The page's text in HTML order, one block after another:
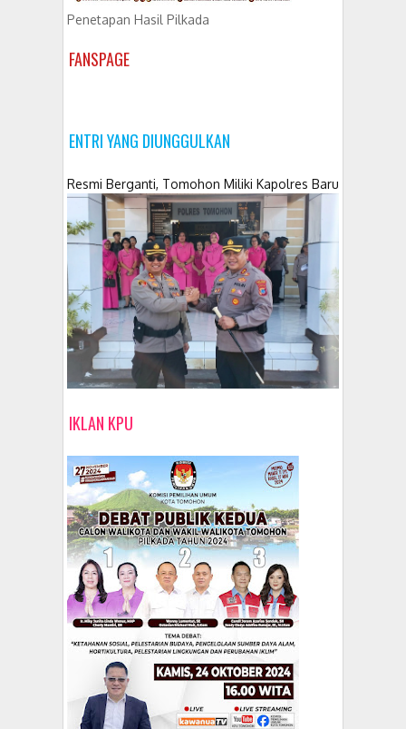
Penetapan Hasil Pilkada
FANSPAGE
ENTRI YANG DIUNGGULKAN
Resmi Berganti, Tomohon Miliki Kapolres Baru
IKLAN KPU